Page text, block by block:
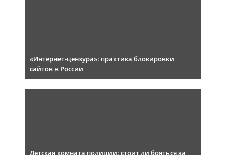
«Интернет-цензура»: практика блокировки
сайтов в России
Детская комната полиции: стоит ли бояться за